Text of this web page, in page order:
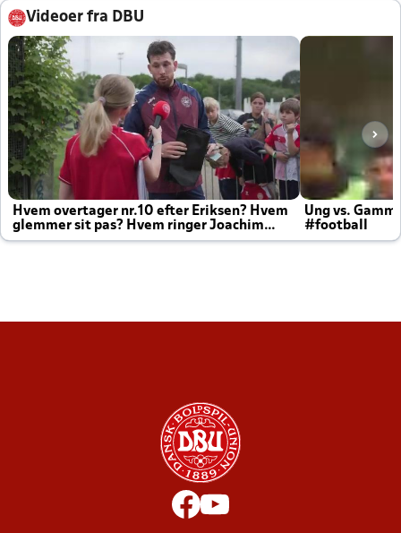
Videoer fra DBU
Hvem overtager nr.10 efter Eriksen? Hvem
glemmer sit pas? Hvem ringer Joachim
altid til efter kampe?
Ung vs.
#football